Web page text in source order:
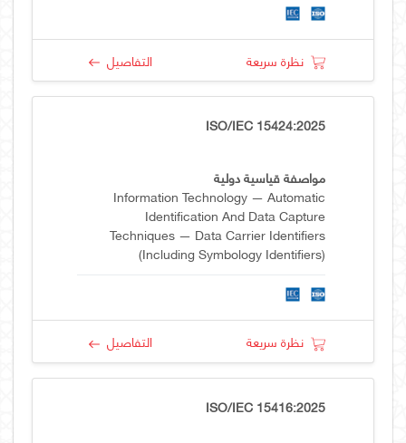
نظرة سريعة التفاصيل
ISO/IEC 15424:2025
مواصفة قياسية دولية
Information Technology — Automatic
Identification And Data Capture
Techniques — Data Carrier Identifiers
(including Symbology Identifiers)
نظرة سريعة التفاصيل
ISO/IEC 15416:2025